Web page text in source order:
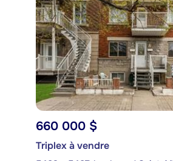
660 000 $
Triplex à vendre